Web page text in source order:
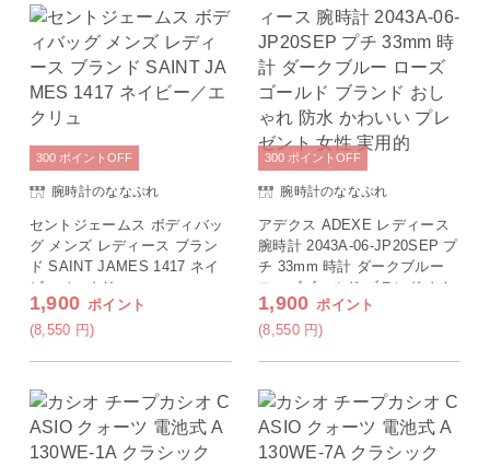
腕時計のななぷれ
セントジェームス ボディバッ
グ メンズ レディース ブラン
ド SAINT JAMES 1417 ネイ
ビー／エクリュ
1,900 ポイント
(8,550 円)
300 ポイント OFF
腕時計のななぷれ
アデクス ADEXE レディース
腕時計 2043A-06-JP20SEP プ
チ 33mm 時計 ダークブルー
ローズゴールド ブランド おし
ゃれ 防水 かわいい プレゼン
ト 女性 実用的
1,900 ポイント
(8,550 円)
300 ポイント OFF